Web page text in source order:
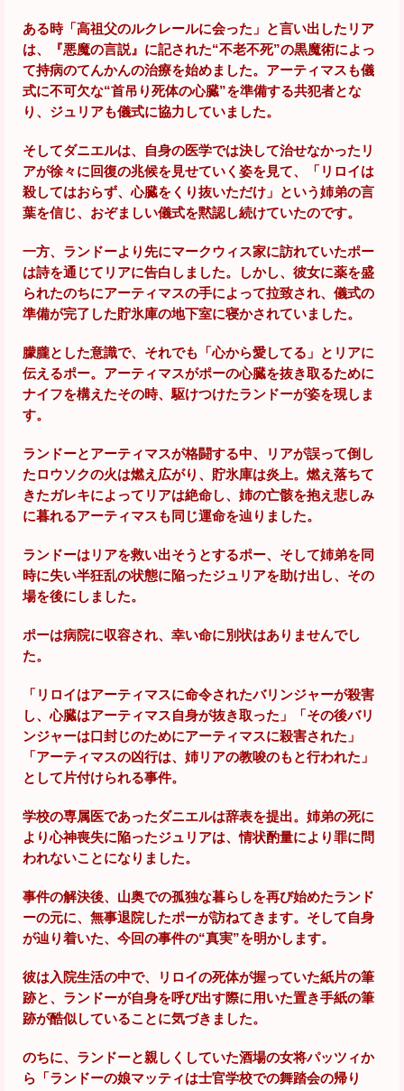
ある時「高祖父のルクレールに会った」と言い出したリア
は、『悪魔の言説』に記された“不老不死”の黒魔術によっ
て持病のてんかんの治療を始めました。アーティマスも儀
式に不可欠な“首吊り死体の心臓”を準備する共犯者とな
り、ジュリアも儀式に協力していました。
そしてダニエルは、自身の医学では決して治せなかったリ
アが徐々に回復の兆候を見せていく姿を見て、「リロイは
殺してはおらず、心臓をくり抜いただけ」という姉弟の言
葉を信じ、おぞましい儀式を黙認し続けていたのです。
一方、ランドーより先にマークウィス家に訪れていたポー
は詩を通じてリアに告白しました。しかし、彼女に薬を盛
られたのちにアーティマスの手によって拉致され、儀式の
準備が完了した貯氷庫の地下室に寝かされていました。
朦朧とした意識で、それでも「心から愛してる」とリアに
伝えるポー。アーティマスがポーの心臓を抜き取るために
ナイフを構えたその時、駆けつけたランドーが姿を現しま
す。
ランドーとアーティマスが格闘する中、リアが誤って倒し
たロウソクの火は燃え広がり、貯氷庫は炎上。燃え落ちて
きたガレキによってリアは絶命し、姉の亡骸を抱え悲しみ
に暮れるアーティマスも同じ運命を辿りました。
ランドーはリアを救い出そうとするポー、そして姉弟を同
時に失い半狂乱の状態に陥ったジュリアを助け出し、その
場を後にしました。
ポーは病院に収容され、幸い命に別状はありませんでし
た。
「リロイはアーティマスに命令されたバリンジャーが殺害
し、心臓はアーティマス自身が抜き取った」「その後バリ
ンジャーは口封じのためにアーティマスに殺害された」
「アーティマスの凶行は、姉リアの教唆のもと行われた」
として片付けられる事件。
学校の専属医であったダニエルは辞表を提出。姉弟の死に
より心神喪失に陥ったジュリアは、情状酌量により罪に問
われないことになりました。
事件の解決後、山奥での孤独な暮らしを再び始めたランド
ーの元に、無事退院したポーが訪ねてきます。そして自身
が辿り着いた、今回の事件の“真実”を明かします。
彼は入院生活の中で、リロイの死体が握っていた紙片の筆
跡と、ランドーが自身を呼び出す際に用いた置き手紙の筆
跡が酷似していることに気づきました。
のちに、ランドーと親しくしていた酒場の女将パッツィか
ら「ランドーの娘マッティは士官学校での舞踏会の帰り